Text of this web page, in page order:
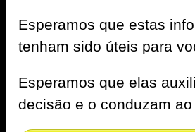
Esperamos que estas
tenham sido úteis para
Esperamos que elas
decisão e o conduzam